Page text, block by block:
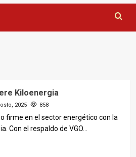
Kiloenergia
2025 858
firme en el sector energético con la
Con el respaldo de VGO...